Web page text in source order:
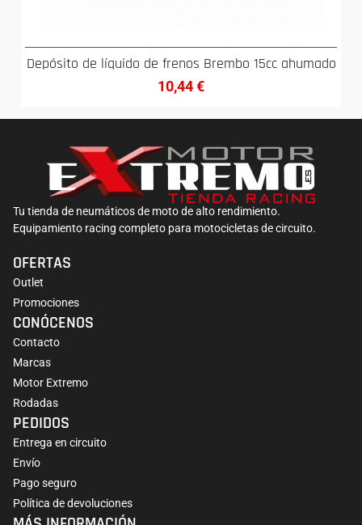
Depósito de líquido de frenos Brembo 15cc ahumado
10,44€
Tu tienda de neumáticos de moto de alto rendimiento.
Equipamiento racing completo para motocicletas de circuito.
OFERTAS
Outlet
Promociones
CONÓCENOS
Contacto
Marcas
Motor Extremo
Rodadas
PEDIDOS
Entrega en circuito
Envío
Pago seguro
Política de devoluciones